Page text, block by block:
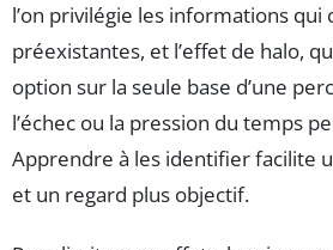
l’on privilégie les informations
préexistantes, et l’effet de halo,
option sur la seule base d’une
l’échec ou la pression du temps
Apprendre à les identifier facilite
et un regard plus objectif.